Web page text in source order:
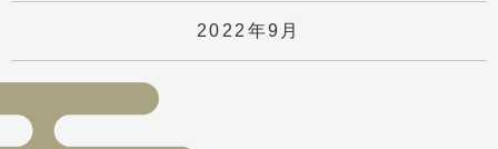
2022年9月